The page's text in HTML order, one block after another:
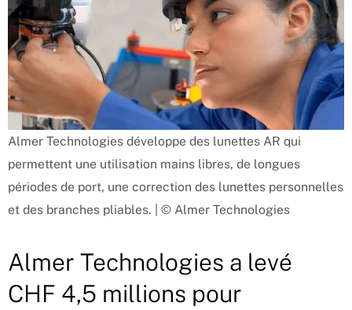
Almer Technologies développe des lunettes AR qui
permettent une utilisation mains libres, de longues
périodes de port, une correction des lunettes personnelles
et des branches pliables. | © Almer Technologies
Almer Technologies a levé
CHF 4,5 millions pour